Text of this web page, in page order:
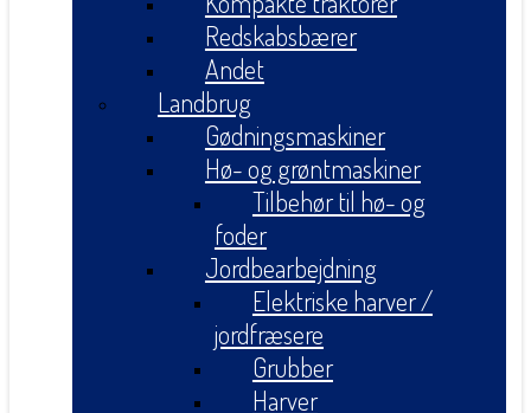
Redskabsbærer
Andet
Landbrug
Gødningsmaskiner
Hø- og grøntmaskiner
Tilbehør til hø- og
foder
Jordbearbejdning
Elektriske harver /
jordfræsere
Grubber
Harver